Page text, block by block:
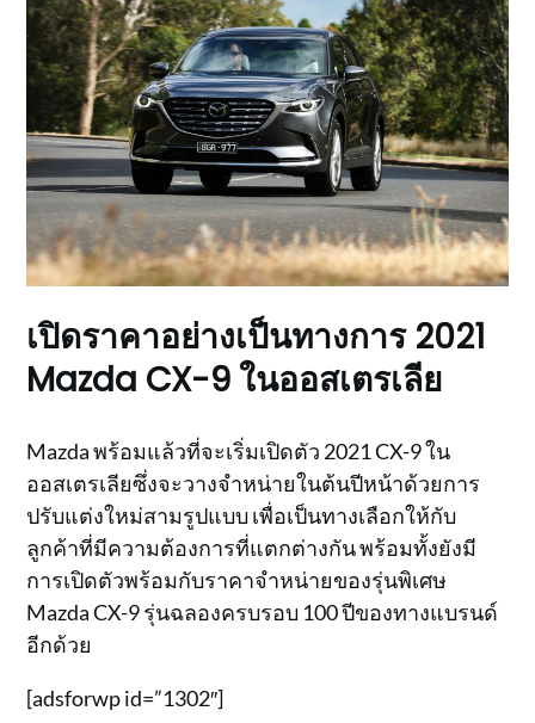
เปิดราคาอย่างเป็นทางการ 2021
Mazda CX-9 ในออสเตรเลีย
Mazda พร้อมแล้วที่จะเริ่มเปิดตัว 2021 CX-9 ใน
ออสเตรเลียซึ่งจะวางจำหน่ายในต้นปีหน้าด้วยการ
ปรับแต่งใหม่สามรูปแบบ เพื่อเป็นทางเลือกให้กับ
ลูกค้าที่มีความต้องการที่แตกต่างกัน พร้อมทั้งยังมี
การเปิดตัวพร้อมกับราคาจำหน่ายของรุ่นพิเศษ
Mazda CX-9 รุ่นฉลองครบรอบ 100 ปีของทางแบรนด์
อีกด้วย
[adsforwp id=”1302″]